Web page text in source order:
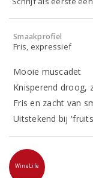
Smaakprofiel
Fris, expressief
Mooie muscadet
Knisperend droog,
Fris en zacht van
Uitstekend bij
WineLife